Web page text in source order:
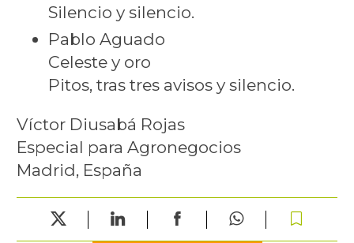
Silencio y silencio.
Pablo Aguado
Celeste y oro
Pitos, tras tres avisos y silencio.
Víctor Diusabá Rojas
Especial para Agronegocios
Madrid, España